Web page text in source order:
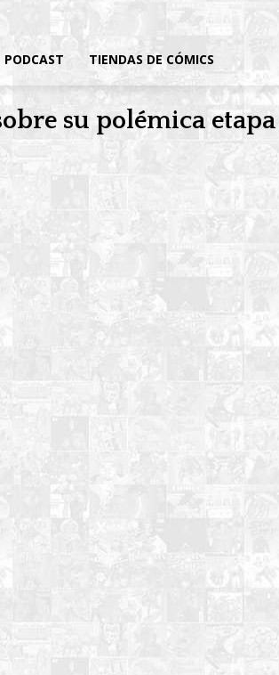
PODCAST TIENDAS DE CÓMICS
su polémica etapa